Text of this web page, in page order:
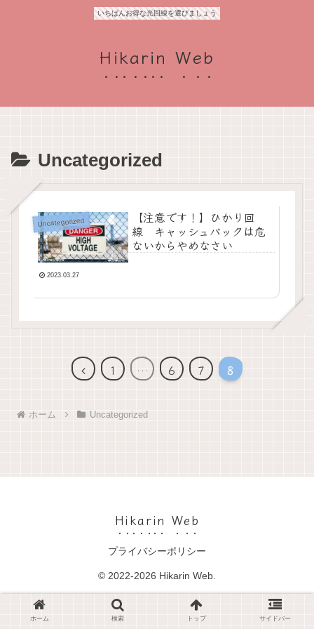
いちばんお得な光回線を選びましょう
Hikarin Web
Uncategorized
Uncategorized
【注意です！】ひかり回
線 キャッシュバックは危
ないからやめなさい
2023.03.27
前
1 … 6 7 8
ホーム Uncategorized
Hikarin Web
プライバシーポリシー
© 2022-2026 Hikarin Web.
ホーム 検索 トップ サイドバー